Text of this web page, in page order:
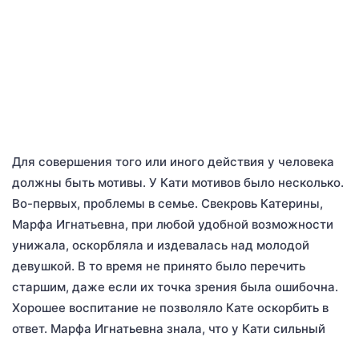
Для совершения того или иного действия у человека
должны быть мотивы. У Кати мотивов было несколько.
Во-первых, проблемы в семье. Свекровь Катерины,
Марфа Игнатьевна, при любой удобной возможности
унижала, оскорбляла и издевалась над молодой
девушкой. В то время не принято было перечить
старшим, даже если их точка зрения была ошибочна.
Хорошее воспитание не позволяло Кате оскорбить в
ответ. Марфа Игнатьевна знала, что у Кати сильный